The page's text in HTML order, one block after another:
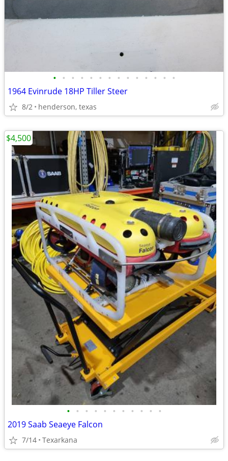
• • • • • • • • • • • • • •
1964 Evinrude 18HP Tiller Steer
8/2 henderson, texas
• • • • • • • • • • •
2019 Saab Seaeye Falcon
7/14 Texarkana
$4,500